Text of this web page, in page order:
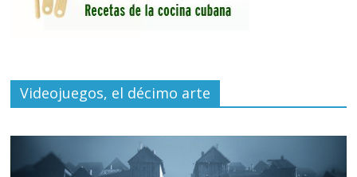
Videojuegos, el décimo arte